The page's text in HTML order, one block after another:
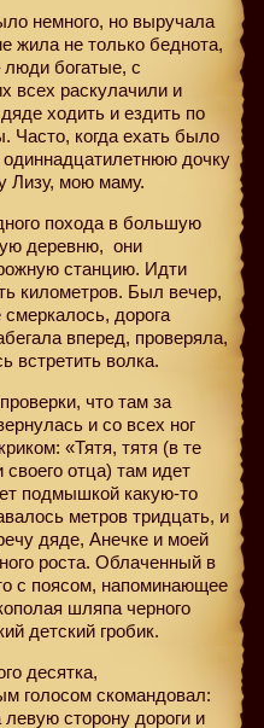
немного, но выручала
жила не только беднота,
богатые, с
всех раскулачили и
ходить и ездить по
Часто, когда ехать было
дочку
Лизу, мою маму.
похода в большую
деревню, они
станцию. Идти
километров. Был вечер,
дорога
вперед, проверяла,
встретить волка.
что там за
и со всех ног
«Тятя, тятя (в те
отца) там идет
подмышкой какую-то
метров тридцать, и
дяде, Анечке и моей
роста. Облаченный в
с поясом, напоминающее
шляпа черного
детский гробик.
десятка,
голосом скомандовал:
сторону дороги и